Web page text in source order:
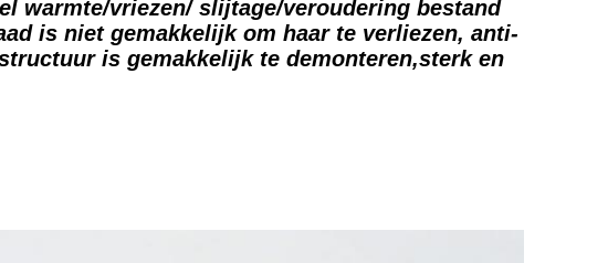
warmte/vriezen/ slijtage/veroudering bestand
is niet gemakkelijk om haar te verliezen, anti-
is gemakkelijk te demonteren,sterk en